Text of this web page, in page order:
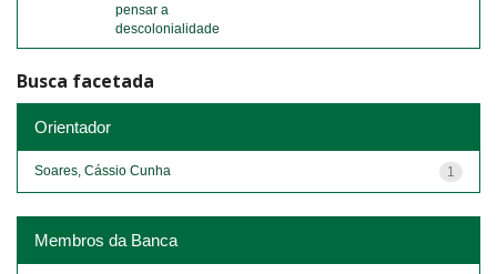
pensar a
descolonialidade
Busca facetada
Orientador
1
Soares, Cássio Cunha
Membros da Banca